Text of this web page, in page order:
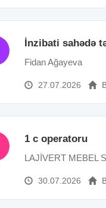
İnzibati sahədə
Fidan Ağayeva
27.07.2026
1 c operatoru
LAJİVERT MEBEL
30.07.2026